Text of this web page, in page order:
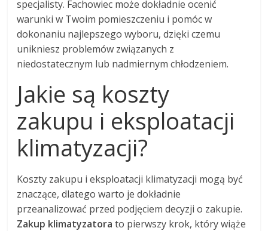
specjalisty. Fachowiec może dokładnie ocenić
warunki w Twoim pomieszczeniu i pomóc w
dokonaniu najlepszego wyboru, dzięki czemu
unikniesz problemów związanych z
niedostatecznym lub nadmiernym chłodzeniem.
Jakie są koszty
zakupu i eksploatacji
klimatyzacji?
Koszty zakupu i eksploatacji klimatyzacji mogą być
znaczące, dlatego warto je dokładnie
przeanalizować przed podjęciem decyzji o zakupie.
Zakup klimatyzatora to pierwszy krok, który wiąże